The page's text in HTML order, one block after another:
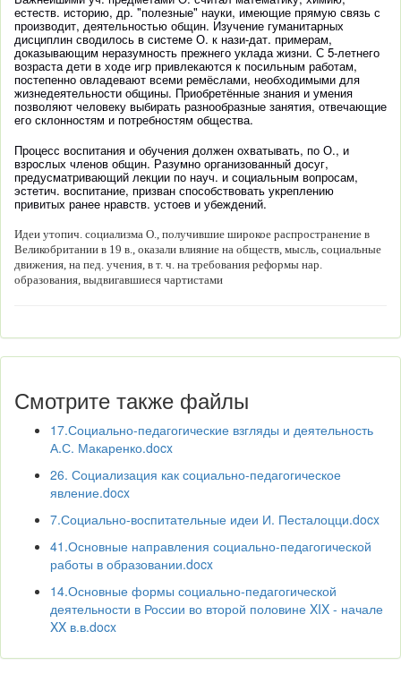
естеств. историю, др. "полезные" науки, имеющие прямую связь с
производит, деятельностью общин. Изучение гуманитарных
дисциплин сводилось в системе О. к нази-дат. примерам,
доказывающим неразумность прежнего уклада жизни. С 5-летнего
возраста дети в ходе игр привлекаются к посильным работам,
постепенно овладевают всеми ремёслами, необходимыми для
жизнедеятельности общины. Приобретённые знания и умения
позволяют человеку выбирать разнообразные занятия, отвечающие
его склонностям и потребностям общества.
Процесс воспитания и обучения должен охватывать, по О., и
взрослых членов общин. Разумно организованный досуг,
предусматривающий лекции по науч. и социальным вопросам,
эстетич. воспитание, призван способствовать укреплению
привитых ранее нравств. устоев и убеждений.
Идеи утопич. социализма О., получившие широкое распространение в
Великобритании в 19 в., оказали влияние на обществ, мысль, социальные
движения, на пед. учения, в т. ч. на требования реформы нар.
образования, выдвигавшиеся чартистами
Смотрите также файлы
17.Социально-педагогические взгляды и деятельность
А.С. Макаренко.docx
26. Социализация как социально-педагогическое
явление.docx
7.Социально-воспитательные идеи И. Песталоцци.docx
41.Основные направления социально-педагогической
работы в образовании.docx
14.Основные формы социально-педагогической
деятельности в России во второй половине XIX - начале
XX в.в.docx